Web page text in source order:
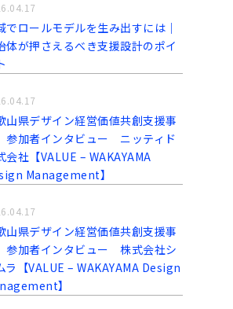
でロールモデルを生み出すには｜
体が押さえるべき支援設計のポイ
山県デザイン経営価値共創支援事
加者インタビュー ニッティド
会社【VALUE – WAKAYAMA
Management】
山県デザイン経営価値共創支援事
加者インタビュー 株式会社シ
ラ【VALUE – WAKAYAMA Design
】